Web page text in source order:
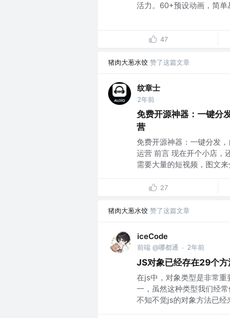
活力。60+预设动画，简
47
猪肉大葱水饺 赞了这篇文章
纹章士
2年前
免费开源神器：一键分
营
免费开源神器：一键分发
运营 前言 现在开个小店，
需要大量的短视频，图文
27
猪肉大葱水饺 赞了这篇文章
iceCode
前端 @哪都通 · 2年前
JS对象已经存在29个
在js中，对象类型是非常重
一，虽然这种类型我们经
不知不觉js的对象方法已经